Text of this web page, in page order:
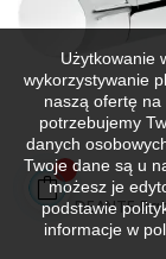
DEANTE
Użytkowanie
wykorzystywanie
naszą ofertę na
potrzebujemy
danych
Twoje dane są u
możesz je
podstawie
informacje w